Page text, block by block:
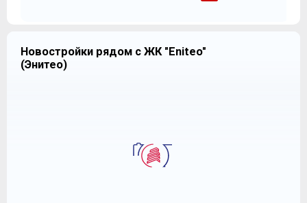
Новостройки рядом с ЖК "Eniteo"
(Энитео)